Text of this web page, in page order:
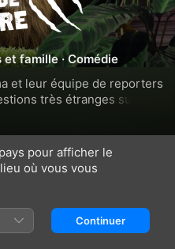
et famille ·Comédie
et leur équipe de reporters
très étranges sur le
pour afficher le
où vous vous
Continuer